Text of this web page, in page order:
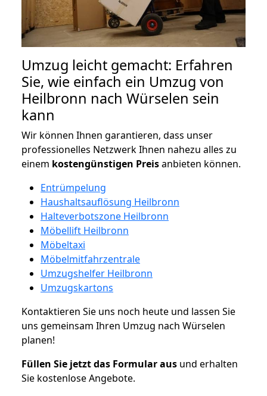
Umzug leicht gemacht: Erfahren
Sie, wie einfach ein Umzug von
Heilbronn nach Würselen sein
kann
Wir können Ihnen garantieren, dass unser
professionelles Netzwerk Ihnen nahezu alles zu
einem kostengünstigen Preisanbieten können.
Entrümpelung
Haushaltsauflösung Heilbronn
Halteverbotszone Heilbronn
Möbellift Heilbronn
Möbeltaxi
Möbelmitfahrzentrale
Umzugshelfer Heilbronn
Umzugskartons
Kontaktieren Sie uns noch heute und lassen Sie
uns gemeinsam Ihren Umzug nach Würselen
planen!
Füllen Sie jetzt das Formular aus und erhalten
Sie kostenlose Angebote.